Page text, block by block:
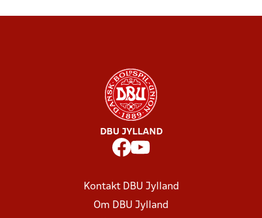
DBU JYLLAND
Kontakt DBU Jylland
Om DBU Jylland